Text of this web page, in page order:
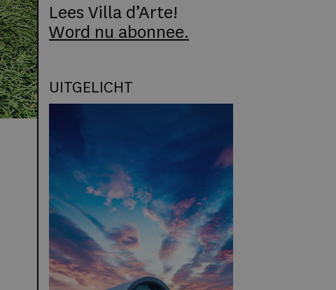
Lees Villa d’Arte!
Word nu abonnee.
UITGELICHT